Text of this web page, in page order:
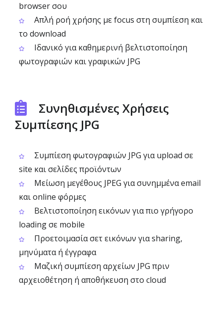
browser σου
Απλή ροή χρήσης με focus στη συμπίεση και
το download
Ιδανικό για καθημερινή βελτιστοποίηση
φωτογραφιών και γραφικών JPG
Συνηθισμένες Χρήσεις
Συμπίεσης JPG
Συμπίεση φωτογραφιών JPG για upload σε
site και σελίδες προϊόντων
Μείωση μεγέθους JPEG για συνημμένα email
και online φόρμες
Βελτιστοποίηση εικόνων για πιο γρήγορο
loading σε mobile
Προετοιμασία σετ εικόνων για sharing,
μηνύματα ή έγγραφα
Μαζική συμπίεση αρχείων JPG πριν
αρχειοθέτηση ή αποθήκευση στο cloud